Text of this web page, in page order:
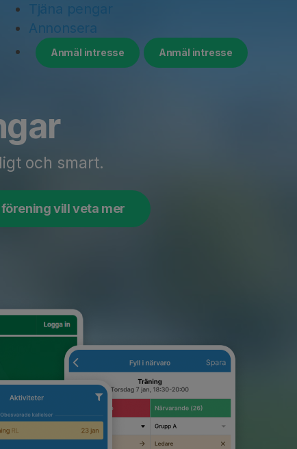
Tjäna pengar
Annonsera
Anmäl intresse Anmäl intresse
och smart.
vill veta mer